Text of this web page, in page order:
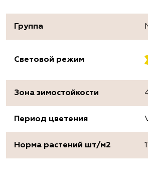
Группа
Световой режим
Зона зимостойкости
Период цветения
Норма растений шт/м2